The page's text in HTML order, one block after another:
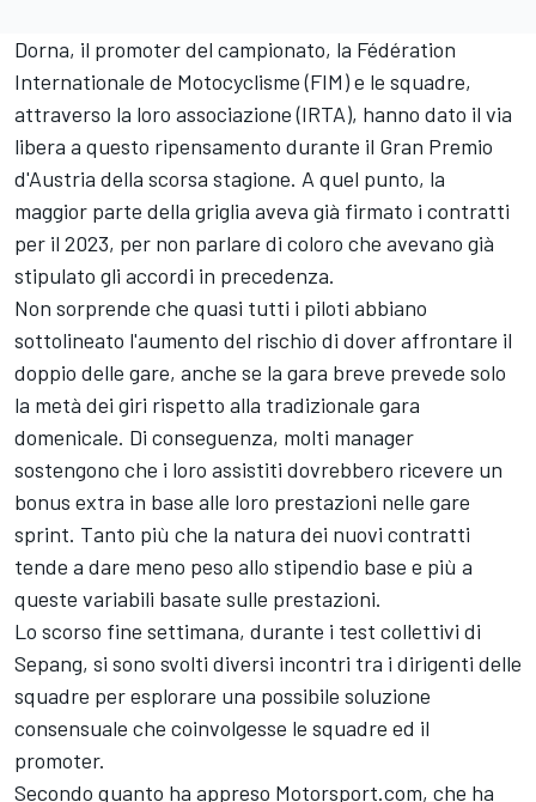
Dorna, il promoter del campionato, la Fédération
Internationale de Motocyclisme (FIM) e le squadre,
attraverso la loro associazione (IRTA), hanno dato il via
libera a questo ripensamento durante il Gran Premio
d'Austria della scorsa stagione. A quel punto, la
maggior parte della griglia aveva già firmato i contratti
per il 2023, per non parlare di coloro che avevano già
stipulato gli accordi in precedenza.
Non sorprende che quasi tutti i piloti abbiano
sottolineato l'aumento del rischio di dover affrontare il
doppio delle gare, anche se la gara breve prevede solo
la metà dei giri rispetto alla tradizionale gara
domenicale. Di conseguenza, molti manager
sostengono che i loro assistiti dovrebbero ricevere un
bonus extra in base alle loro prestazioni nelle gare
sprint. Tanto più che la natura dei nuovi contratti
tende a dare meno peso allo stipendio base e più a
queste variabili basate sulle prestazioni.
Lo scorso fine settimana, durante i test collettivi di
Sepang, si sono svolti diversi incontri tra i dirigenti delle
squadre per esplorare una possibile soluzione
consensuale che coinvolgesse le squadre ed il
promoter.
Secondo quanto ha appreso Motorsport.com, che ha